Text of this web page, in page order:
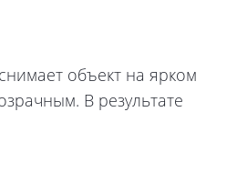
объект на ярком
В результате